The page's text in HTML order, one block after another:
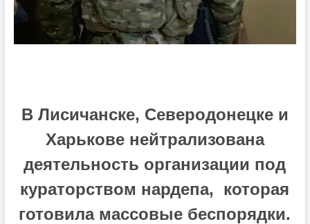
В Лисичанске, Северодонецке и
Харькове нейтрализована
деятельность организации под
кураторством нардепа, которая
готовила массовые беспорядки.